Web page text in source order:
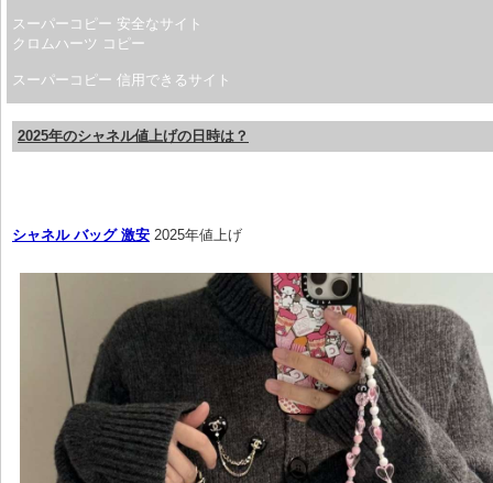
スーパーコピー 安全なサイト
クロムハーツ コピー
スーパーコピー 信用できるサイト
2025年のシャネル値上げの日時は？
シャネル バッグ 激安 2025年値上げ